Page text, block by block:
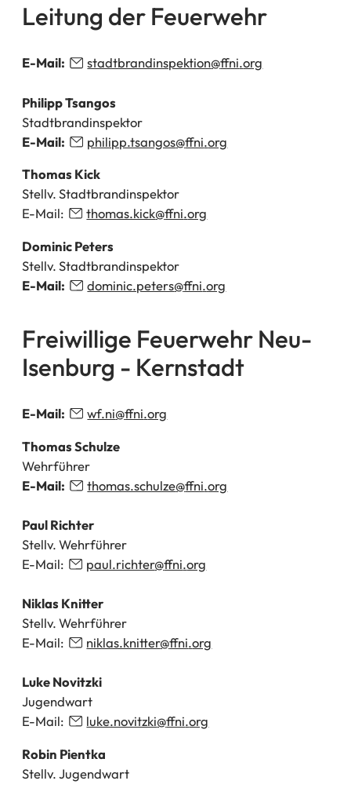
Leitung der Feuerwehr
E-Mail: stadtbrandinspektion ffni org
Philipp Tsangos
Stadtbrandinspektor
E-Mail:
philipp.tsangos ffni org
Thomas Kick
Stellv. Stadtbrandinspektor
E-Mail:
thomas.kick ffni org
Dominic Peters
Stellv. Stadtbrandinspektor
E-Mail:
dominic.peters ffni org
Freiwillige Feuerwehr Neu-
Isenburg - Kernstadt
E-Mail: wf.ni ffni org
Thomas Schulze
Wehrführer
E-Mail:
thomas.schulze ffni org
Paul Richter
Stellv. Wehrführer
E-Mail:
paul.richter ffni org
Niklas Knitter
Stellv. Wehrführer
E-Mail:
niklas.knitter ffni org
Luke Novitzki
Jugendwart
E-Mail:
luke.novitzki ffni org
Robin Pientka
Stellv. Jugendwart